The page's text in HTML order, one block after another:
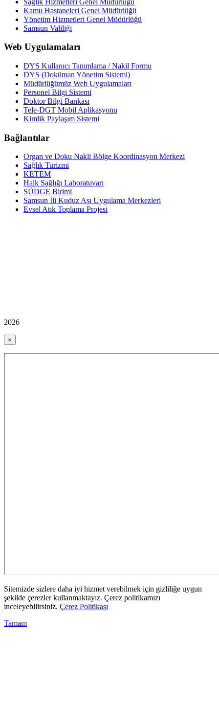
Kamu Hastaneleri Genel Müdürlüğü
Yönetim Hizmetleri Genel Müdürlüğü
Samsun Valiliği
Web Uygulamaları
DYS Kullanıcı Tanımlama / Nakil Formu
DYS (Doküman Yönetim Sistemi)
Müdürlüğümüz Web Uygulamaları
Personel Bilgi Sistemi
Doktor Bilgi Bankası
Tele-DGT Mobil Aplikasyonu
Kimlik Paylaşım Sistemi
Bağlantılar
Organ ve Doku Nakli Bölge Koordinasyon Merkezi
Sağlık Turizmi
KETEM
Halk Sağlığı Laboratuvarı
SÜDGE Birimi
Samsun İli Kuduz Aşı Uygulama Merkezleri
Evsel Atık Toplama Projesi
2026
×
Sitemizde sizlere daha iyi hizmet verebilmek için gizliliğe uygun
şekilde çerezler kullanmaktayız. Çerez politikamızı
inceleyebilirsiniz. Çerez Politikası
Tamam